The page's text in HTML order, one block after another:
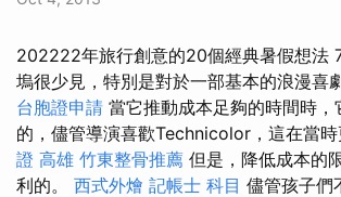
202222年旅行創意的20個經典暑假想法
塢很少見，特別是對於一部基本的浪漫喜
台胞證申請 當它推動成本足夠的時間時，
的，儘管導演喜歡Technicolor，這在當時
證 高雄 竹東整骨推薦 但是，降低成本的
利的。 西式外燴 記帳士 科目 儘管孩子們